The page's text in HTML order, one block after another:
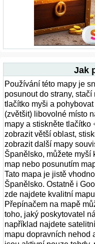
Jak
Používání této mapy je
posunout do strany,
tlačítko myši a
(zvětšit) libovolné místo
mapy a stiskněte tlačítko
zobrazit větší oblast,
zobrazit další mapy
Španělsko, můžete myší
map nebo posunutím
Tato mapa je jistě
Španělsko. Ostatně i
zde najdete kvalitní
Přepínačem na mapě
toho, jaký poskytovatel
například najdete
mapu dopravních nehod